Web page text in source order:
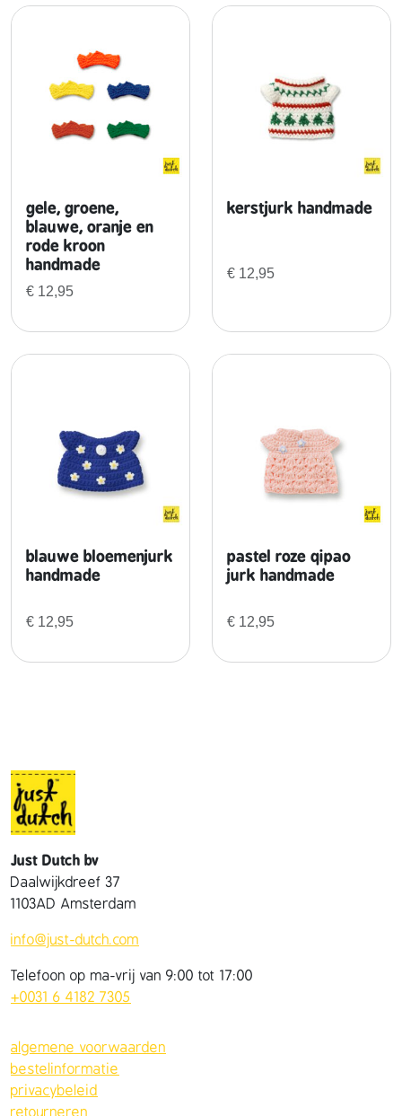
h
gele, groene,
blauwe, oranje en
rode kroon
handmade
€ 12,95
kerstjurk handmade
€ 12,95
blauwe bloemenjurk
handmade
€ 12,95
pastel roze qipao
jurk handmade
€ 12,95
Just Dutch bv
Daalwijkdreef 37
1103AD Amsterdam
info@just-dutch.com
Telefoon op ma-vrij van 9:00 tot 17:00
+0031 6 4182 7305
algemene voorwaarden
bestelinformatie
privacybeleid
retourneren